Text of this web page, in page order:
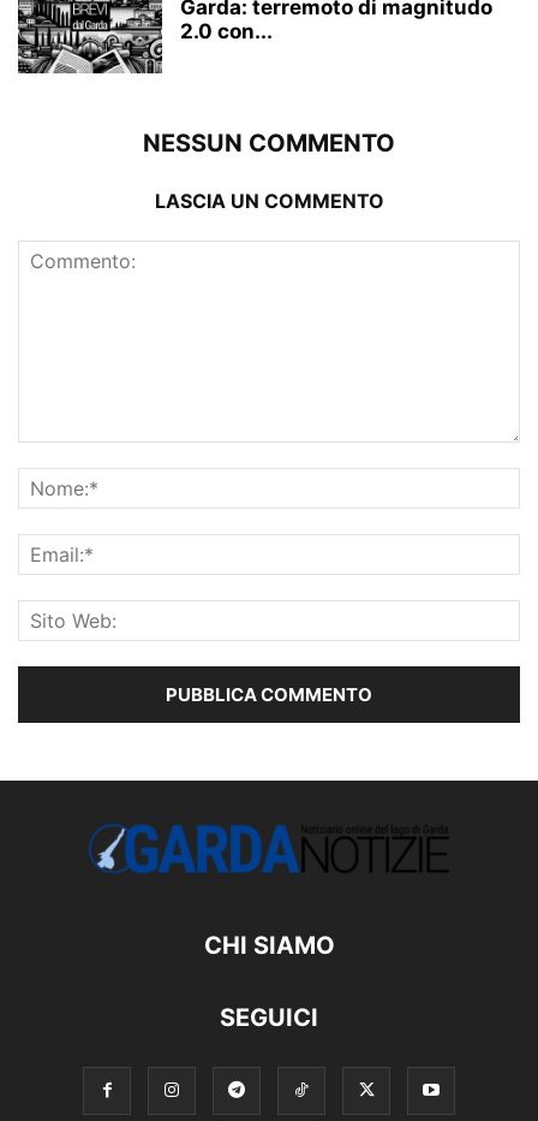
Garda: terremoto di magnitudo
2.0 con...
NESSUN COMMENTO
LASCIA UN COMMENTO
CHI SIAMO
SEGUICI